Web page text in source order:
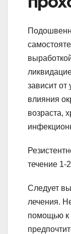
зависит от
влияния
возраста,
течение 1-2
Следует
лечения.
помощью к